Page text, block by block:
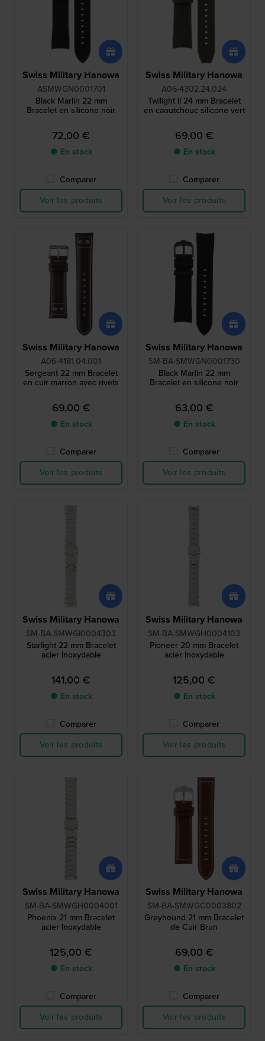
Swiss Military Hanowa
ASMWGN0001701
Black Marlin 22 mm
Bracelet en silicone noir
72,00 €
● En stock
Comparer
Voir les produits
Swiss Military Hanowa
A06-4302.24.024
Twilight ll 24 mm Bracelet
en caoutchouc silicone vert
69,00 €
● En stock
Comparer
Voir les produits
Swiss Military Hanowa
A06-4181.04.001
Sergeant 22 mm Bracelet
en cuir marron avec rivets
69,00 €
● En stock
Comparer
Voir les produits
Swiss Military Hanowa
SM-BA-SMWGN0001730
Black Marlin 22 mm
Bracelet en silicone noir
63,00 €
● En stock
Comparer
Voir les produits
Swiss Military Hanowa
SM-BA-SMWGI0004303
Starlight 22 mm Bracelet
acier Inoxydable
141,00 €
● En stock
Comparer
Voir les produits
Swiss Military Hanowa
SM-BA-SMWGH0004103
Pioneer 20 mm Bracelet
acier Inoxydable
125,00 €
● En stock
Comparer
Voir les produits
Swiss Military Hanowa
SM-BA-SMWGH0004001
Phoenix 21 mm Bracelet
acier Inoxydable
125,00 €
● En stock
Comparer
Voir les produits
Swiss Military Hanowa
SM-BA-SMWGC0003802
Greyhound 21 mm Bracelet
de Cuir Brun
69,00 €
● En stock
Comparer
Voir les produits